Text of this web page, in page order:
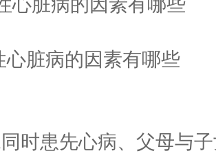
心脏病的因素有哪些
患先心病、父母与子